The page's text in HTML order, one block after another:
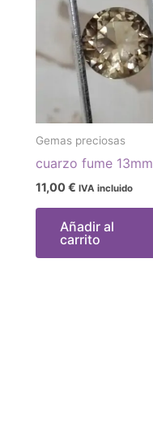
Gemas preciosas
cuarzo fume 13mm
11,00 € IVA incluido
Añadir al
carrito